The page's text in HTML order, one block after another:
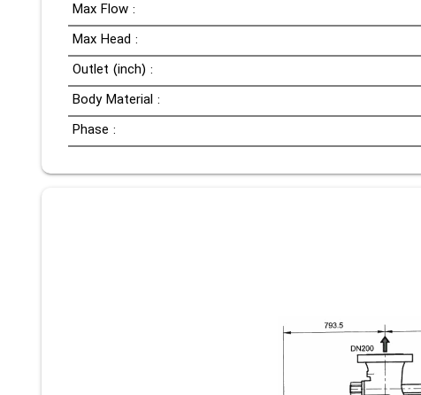
Max Flow :
Max Head :
Outlet (inch) :
Body Material :
Phase :